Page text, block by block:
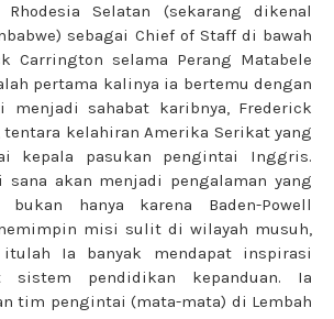
Selatan (sekarang dikenal
sebagai Chief of Staff di bawah
Carrington selama Perang Matabele
pertama kalinya ia bertemu dengan
menjadi sahabat karibnya, Frederick
tentara kelahiran Amerika Serikat yang
kepala pasukan pengintai Inggris.
sana akan menjadi pengalaman yang
hanya karena Baden-Powell
misi sulit di wilayah musuh,
Ia banyak mendapat inspirasi
sistem pendidikan kepanduan. Ia
tim pengintai (mata-mata) di Lembah